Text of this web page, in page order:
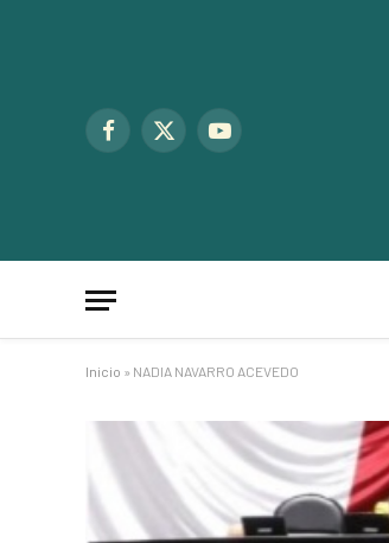
Facebook
X
YouTube
Inicio » NADIA NAVARRO ACEVEDO